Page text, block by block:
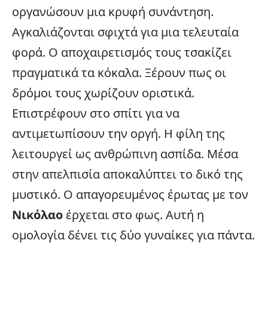
οργανώσουν μια κρυφή συνάντηση.
Αγκαλιάζονται σφιχτά για μια τελευταία
φορά. Ο αποχαιρετισμός τους τσακίζει
πραγματικά τα κόκαλα. Ξέρουν πως οι
δρόμοι τους χωρίζουν οριστικά.
Επιστρέφουν στο σπίτι για να
αντιμετωπίσουν την οργή. Η φίλη της
λειτουργεί ως ανθρώπινη ασπίδα. Μέσα
στην απελπισία αποκαλύπτει το δικό της
μυστικό. Ο απαγορευμένος έρωτας με τον
Νικόλαο έρχεται στο φως. Αυτή η
ομολογία δένει τις δύο γυναίκες για πάντα.